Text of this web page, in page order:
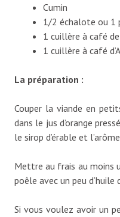
Cumin
1/2 échalote ou 1
1 cuillère à café de
1 cuillère à café
La préparation :
Couper la viande en
dans le jus d’orange
le sirop d’érable et
Mettre au frais au moins
poêle avec un peu d’huile
Si vous voulez avoir un